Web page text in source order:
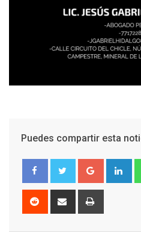
Puedes compartir esta
Google+
Reddit
Share